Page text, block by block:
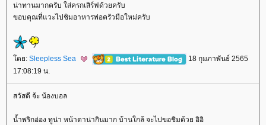
น่าทานมากครับ ใส่ครกเสิร์ฟด้วยครับ
ขอบคุณที่แวะไปชิมอาหารพ่อครัวมือใหม่ครับ
ดย: Sleepless Sea
18 กุมภาพันธ์ 2565
17:08:19 น.
สวัสดี จ้ะ น้องบอล
น้ำพริกอ่อง ทูน่า หน้าตาน่ากินมาก บ้านใกล้ จะไปขอชิมด้วย อิอิ